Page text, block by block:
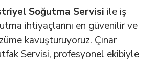
Soğutma Servisi ile iş
ihtiyaçlarını en güvenilir ve
kavuşturuyoruz. Çınar
Servisi, profesyonel ekibiyle